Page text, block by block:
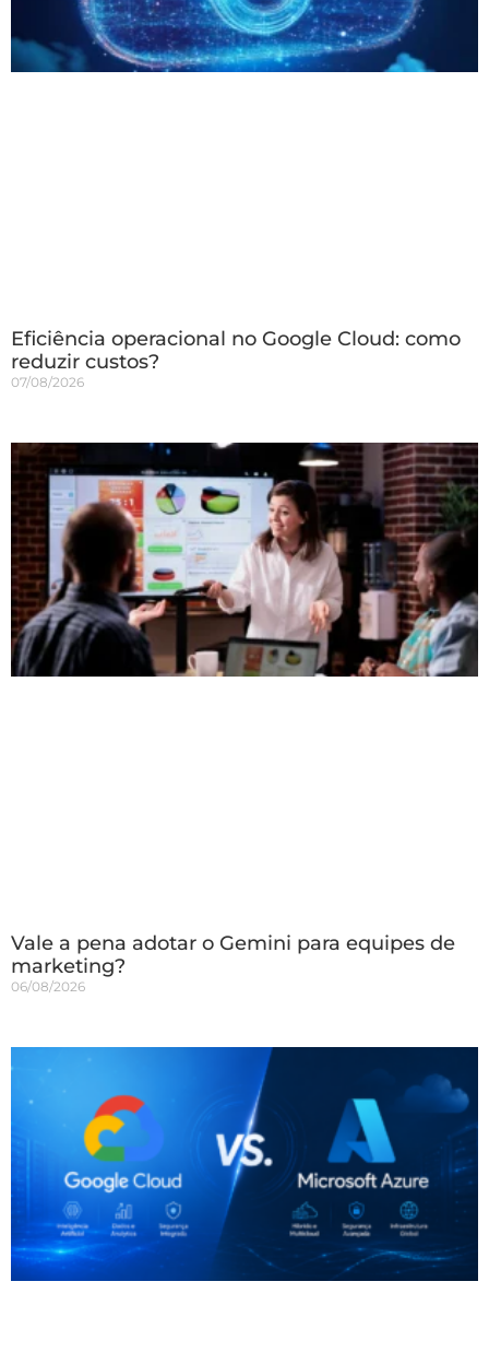
Eficiência operacional no Google Cloud: como
reduzir custos?
07/08/2026
Vale a pena adotar o Gemini para equipes de
marketing?
06/08/2026